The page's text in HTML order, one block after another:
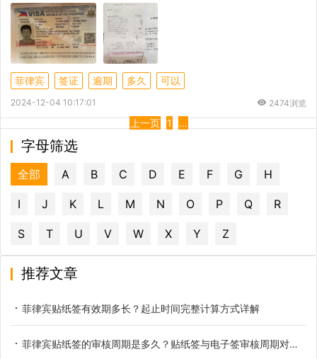
菲律宾 签证 逾期 多久 可以
2024-12-04 10:17:01 2474浏览
上一页 1 ...
字母筛选
全部 A B C D E F G H
I J K L M N O P Q R
S T U V W X Y Z
推荐文章
菲律宾贴纸签有效期多长？起止时间完整计算方式详解
菲律宾贴纸签的审核周期是多久？贴纸签与电子签审核周期对比参考